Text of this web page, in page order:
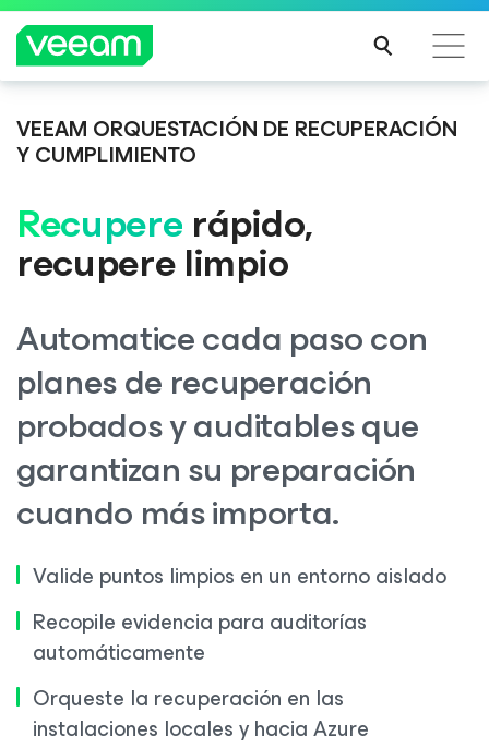
Guía de Veeam para los clientes afectados por la
actualización de contenido de CrowdStrike
INFO
RMA
CIÓN
VEEAM ORQUESTACIÓN DE RECUPERACIÓN
Y CUMPLIMIENTO
Recupererápido,
recupere limpio
Automatice cada paso con
planes de recuperación
probados y auditables que
garantizan su preparación
cuando más importa.
Valide puntos limpios en un entorno aislado
Recopile evidencia para auditorías
automáticamente
Orqueste la recuperación en las
instalaciones locales y hacia Azure